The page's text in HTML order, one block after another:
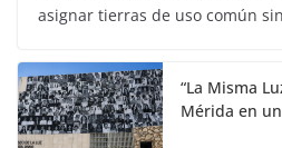
asignar tierras de uso común
“La Misma
Mérida en